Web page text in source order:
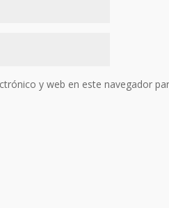
y web en este navegador